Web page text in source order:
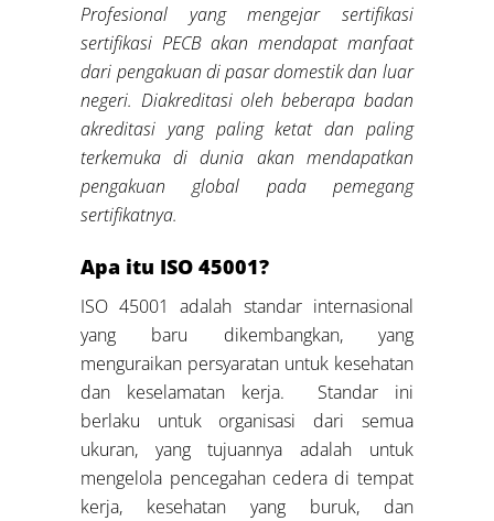
Profesional yang mengejar sertifikasi
sertifikasi PECB akan mendapat manfaat
dari pengakuan di pasar domestik dan luar
negeri. Diakreditasi oleh beberapa badan
akreditasi yang paling ketat dan paling
terkemuka di dunia akan mendapatkan
pengakuan global pada pemegang
sertifikatnya.
Apa itu ISO 45001?
ISO 45001 adalah standar internasional
yang baru dikembangkan, yang
menguraikan persyaratan untuk kesehatan
dan keselamatan kerja. Standar ini
berlaku untuk organisasi dari semua
ukuran, yang tujuannya adalah untuk
mengelola pencegahan cedera di tempat
kerja, kesehatan yang buruk, dan